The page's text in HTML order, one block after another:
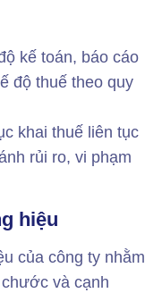
kế toán, báo cáo
độ thuế theo quy
khai thuế liên tục
rủi ro, vi phạm
hiệu
của công ty nhằm
và cạnh